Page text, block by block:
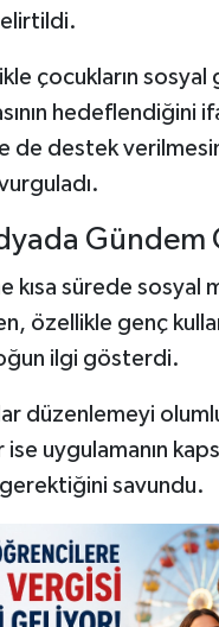
çocukların sosyal
hedeflendiğini
de destek
Gündem
kısa sürede sosyal
özellikle genç
ilgi gösterdi.
düzenlemeyi
ise uygulamanın
savundu.